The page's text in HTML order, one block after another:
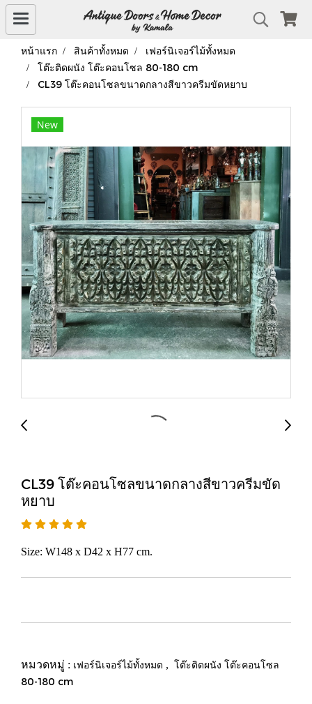
หน้าแรก สินค้าทั้งหมด
เฟอร์นิเจอร์ไม้ทั้งหมด
โต๊ะติดผนัง โต๊ะคอนโซล 80-180 cm
CL39 โต๊ะคอนโซลขนาดกลางสีขาวครีมขัดหยาบ
New
CL39 โต๊ะคอนโซลขนาดกลางสีขาวครีมขัด
หยาบ
Size: W148 x D42 x H77 cm.
หมวดหมู่ : เฟอร์นิเจอร์ไม้ทั้งหมด , โต๊ะติดผนัง โต๊ะคอนโซล
80-180 cm